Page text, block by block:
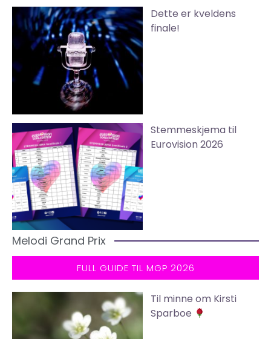
Dette er kveldens
finale!
Stemmeskjema til
Eurovision 2026
Melodi Grand Prix
FULL GUIDE TIL MGP 2026
Til minne om Kirsti
Sparboe